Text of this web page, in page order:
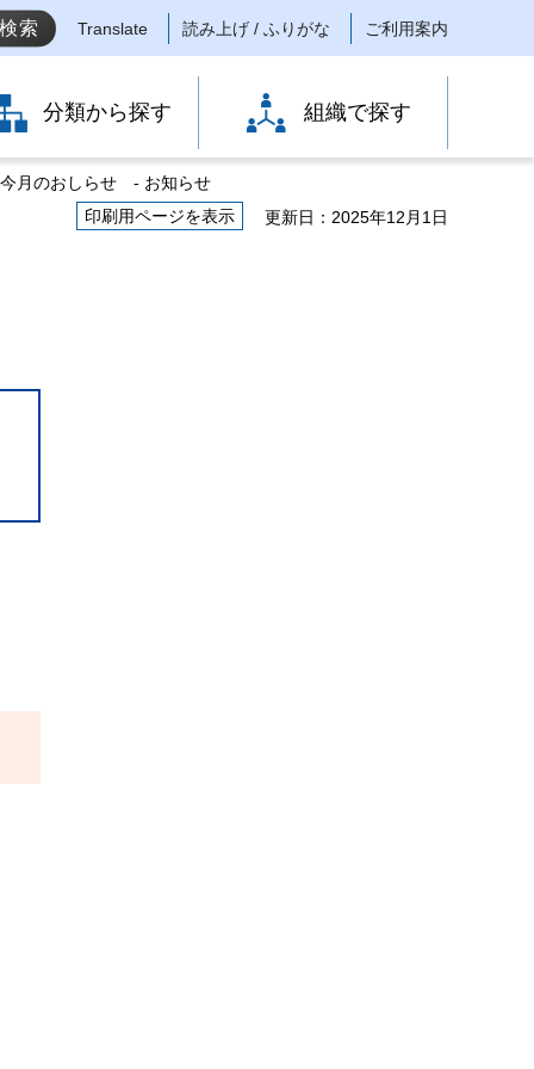
Translate 読み上げ / ふりがな ご利用案内
分類から探す 組織で探す
月のおしらせ ‐ お知らせ
印刷用ページを表示
更新日：2025年12月1日